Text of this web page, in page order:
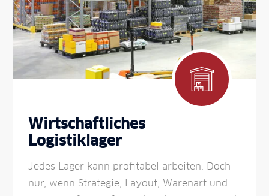
Wirtschaftliches
Logistiklager
Jedes Lager kann profitabel arbeiten. Doch
nur, wenn Strategie, Layout, Waren­art und